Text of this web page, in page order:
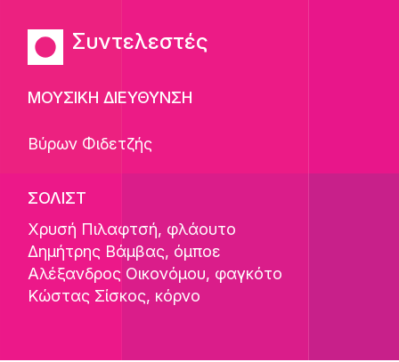
Συντελεστές
ΜΟΥΣΙΚΗ ΔΙΕΥΘΥΝΣΗ
Βύρων Φιδετζής
ΣΟΛΙΣΤ
Χρυσή Πιλαφτσή, φλάουτο
Δημήτρης Βάμβας, όμποε
Αλέξανδρος Οικονόμου, φαγκότο
Κώστας Σίσκος, κόρνο